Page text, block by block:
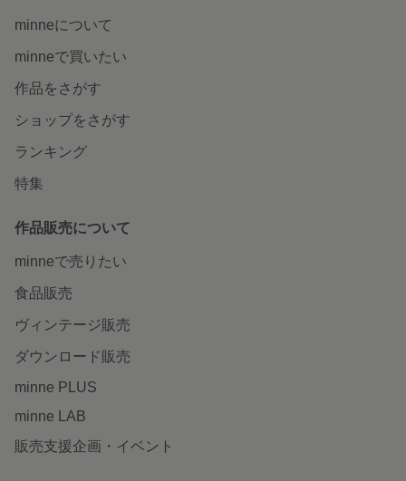
minneについて
minneで買いたい
作品をさがす
ショップをさがす
ランキング
特集
作品販売について
minneで売りたい
食品販売
ヴィンテージ販売
ダウンロード販売
minne PLUS
minne LAB
販売支援企画・イベント